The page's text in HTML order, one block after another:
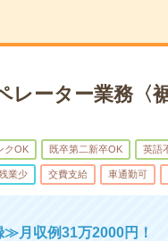
ーター業務〈裾
クOK 既卒第二新卒OK 英語
業少 交費支給 車通勤可
月収例31万2000円！